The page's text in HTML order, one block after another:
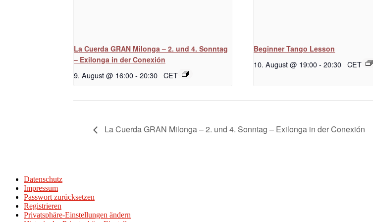
La Cuerda GRAN Milonga – 2. und 4. Sonntag
– Exilonga in der Conexión
9. August @ 16:00- 20:30 CET
Beginner Tango Lesson
10. August @ 19:00 - 20:30 CET
La Cuerda GRAN Milonga – 2. und 4. Sonntag – Exilonga in der Conexión
Datenschutz
Impressum
Passwort zurücksetzen
Registrieren
Privatsphäre-Einstellungen ändern